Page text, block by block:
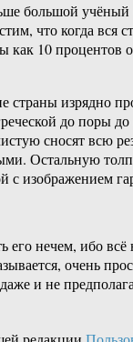
большой учёный
что когда вся
10
страны изрядно
до поры
сносят всю
Остальную
с изображением
нечем, ибо всё
очень
и не